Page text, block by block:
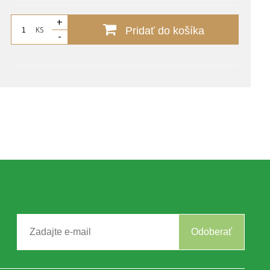
KS
+
-
Pridať do košíka
Odoberať